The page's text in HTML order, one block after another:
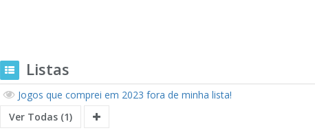
Listas
Jogos que comprei em 2023 fora de minha lista!
Ver Todas (1)